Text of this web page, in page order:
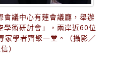
議中心有蓮會議廳，舉辦
學術研討會」，兩岸近60位
家學者齊聚一堂。（攝影／
）